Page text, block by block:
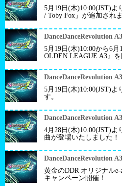
5月19日(木)10:00(JST)
/ Toby Fox」が追加されま
DanceDanceRevolution A3
5月19日(木)10:00から6
OLDEN LEAGUE A3』を
DanceDanceRevolution A3
5月19日(木)10:00(JST)
す。
DanceDanceRevolution A3
4月28日(木)10:00(JST)よ
曲が登場いたしました！
DanceDanceRevolution A3
黄金のDDR オリジナルe-
キャンペーン開催！